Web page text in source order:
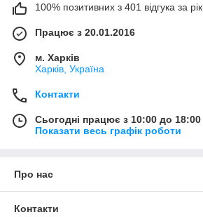
100% позитивних з 401 відгука за рік
Працює з 20.01.2016
м. Харків
Харків, Україна
Контакти
Сьогодні працює з 10:00 до 18:00
Показати весь графік роботи
Про нас
Контакти